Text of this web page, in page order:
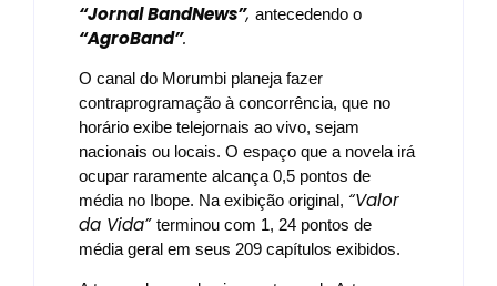
“Jornal BandNews”, antecedendo o
“AgroBand”.
O canal do Morumbi planeja fazer
contraprogramação à concorrência, que no
horário exibe telejornais ao vivo, sejam
nacionais ou locais. O espaço que a novela irá
ocupar raramente alcança 0,5 pontos de
média no Ibope. Na exibição original, “Valor
da Vida” terminou com 1, 24 pontos de
média geral em seus 209 capítulos exibidos.